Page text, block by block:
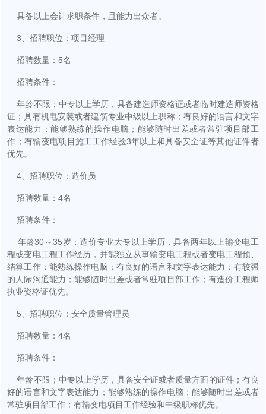
具备以上会计求职条件，且能力出众者。
3、招聘职位：项目经理
招聘数量：5名
招聘条件：
年龄不限；中专以上学历，具备建造师资格证或者临时建造师资格
证；具有机电安装或者建筑专业中级以上职称；有良好的语言和文字
表达能力；能够熟练的操作电脑；能够随时出差或者常驻项目部工
作；有输变电项目施工工作经验3年以上和具备安全证等其他证件者
优先。
4、招聘职位：造价员
招聘数量：4名
招聘条件：
年龄30～35岁；造价专业大专以上学历，具备两年以上输变电工
程或变电工程工作经历，并能独立从事输变电工程或者变电工程预、
结算工作；能熟练操作电脑；有良好的语言和文字表达能力；有较强
的人际沟通能力；能够随时出差或者常驻项目部工作；有造价工程师
执业资格证优先。
5、招聘职位：安全质量管理员
招聘数量：4名
招聘条件：
年龄不限；中专以上学历，具备安全证或者质量方面的证件；有良
好的语言和文字表达能力；能够熟练的操作电脑；能够随时出差或者
常驻项目部工作；有输变电项目工作经验和中级职称优先。